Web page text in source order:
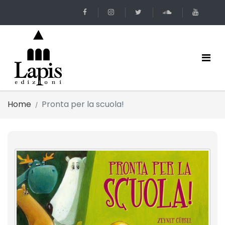
Home Pronta per la scuola!